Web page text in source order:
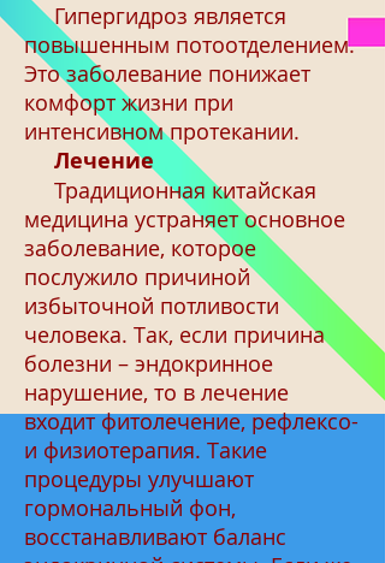
Гипергидроз является
повышенным потоотделением.
Это заболевание понижает
комфорт жизни при
интенсивном протекании.
Лечение
Традиционная китайская
медицина устраняет основное
заболевание, которое
послужило причиной
избыточной потливости
человека. Так, если причина
болезни – эндокринное
нарушение, то в лечение
входит фитолечение, рефлексо-
и физиотерапия. Такие
процедуры улучшают
гормональный фон,
восстанавливают баланс